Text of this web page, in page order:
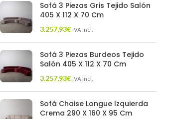
Sofá 3 Piezas Gris Tejido Salón
405 X 112 X 70 Cm
3.257,93€ IVA Incl.
Sofá 3 Piezas Burdeos Tejido
Salón 405 X 112 X 70 Cm
3.257,93€ IVA Incl.
Sofá Chaise Longue Izquierda
Crema 290 X 160 X 95 Cm